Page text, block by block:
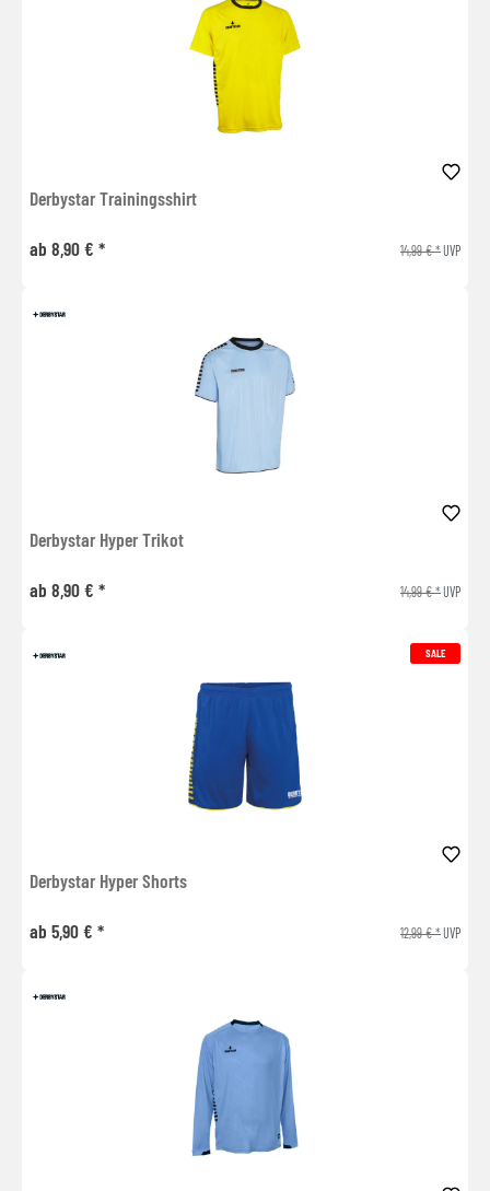
Derbystar Trainingsshirt
ab 8,90 € * 14,99 € *UVP
Derbystar Hyper Trikot
ab 8,90 € * 14,99 € *UVP
SALE
Derbystar Hyper Shorts
ab 5,90 € * 12,99 € *UVP